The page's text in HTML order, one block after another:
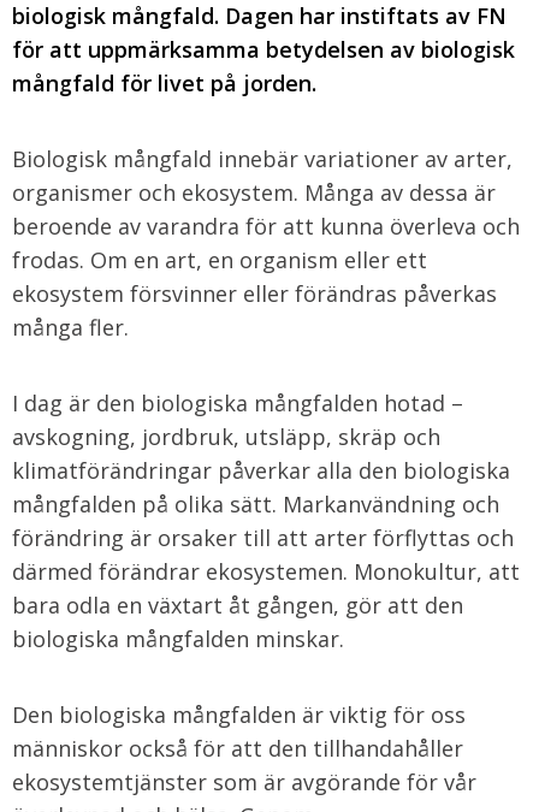
biologisk mångfald. Dagen har instiftats av FN
för att uppmärksamma betydelsen av biologisk
mångfald för livet på jorden.
Biologisk mångfald innebär variationer av arter,
organismer och ekosystem. Många av dessa är
beroende av varandra för att kunna överleva och
frodas. Om en art, en organism eller ett
ekosystem försvinner eller förändras påverkas
många fler.
I dag är den biologiska mångfalden hotad –
avskogning, jordbruk, utsläpp, skräp och
klimatförändringar påverkar alla den biologiska
mångfalden på olika sätt. Markanvändning och
förändring är orsaker till att arter förflyttas och
därmed förändrar ekosystemen. Monokultur, att
bara odla en växtart åt gången, gör att den
biologiska mångfalden minskar.
Den biologiska mångfalden är viktig för oss
människor också för att den tillhandahåller
ekosystemtjänster som är avgörande för vår